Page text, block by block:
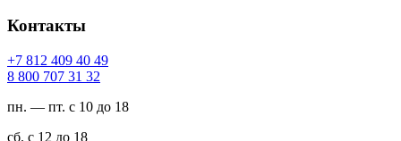
Контакты
94 04 904 218 7+
23 13 707 008 8
пн. — пт. с 10 до 18
сб. с 12 до 18